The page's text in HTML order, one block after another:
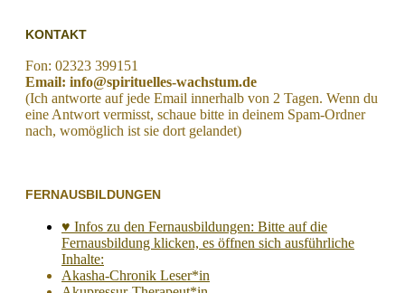
KONTAKT
Fon: 02323 399151
Email: info@spirituelles-wachstum.de
(Ich antworte auf jede Email innerhalb von 2 Tagen. Wenn du
eine Antwort vermisst, schaue bitte in deinem Spam-Ordner
nach, womöglich ist sie dort gelandet)
FERNAUSBILDUNGEN
♥ Infos zu den Fernausbildungen: Bitte auf die
Fernausbildung klicken, es öffnen sich ausführliche
Inhalte:
Akasha-Chronik Leser*in